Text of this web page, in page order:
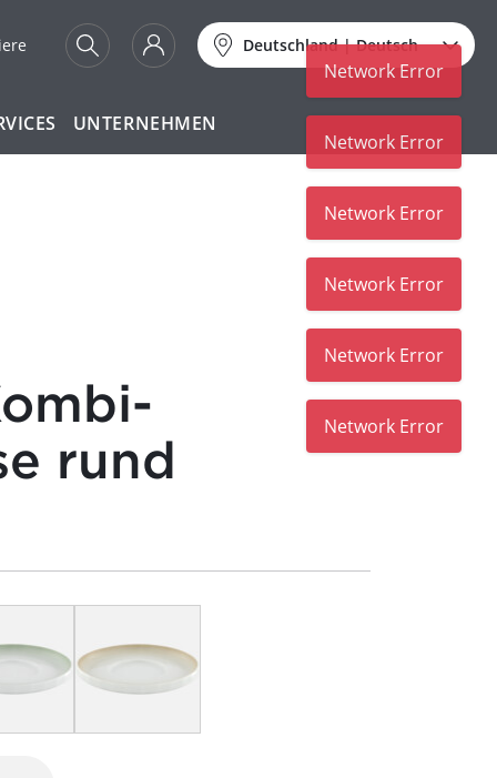
Deutschland|Deutsch
UNTERNEHMEN
rund
Network Error
Network Error
Network Error
Network Error
Network Error
Network Error